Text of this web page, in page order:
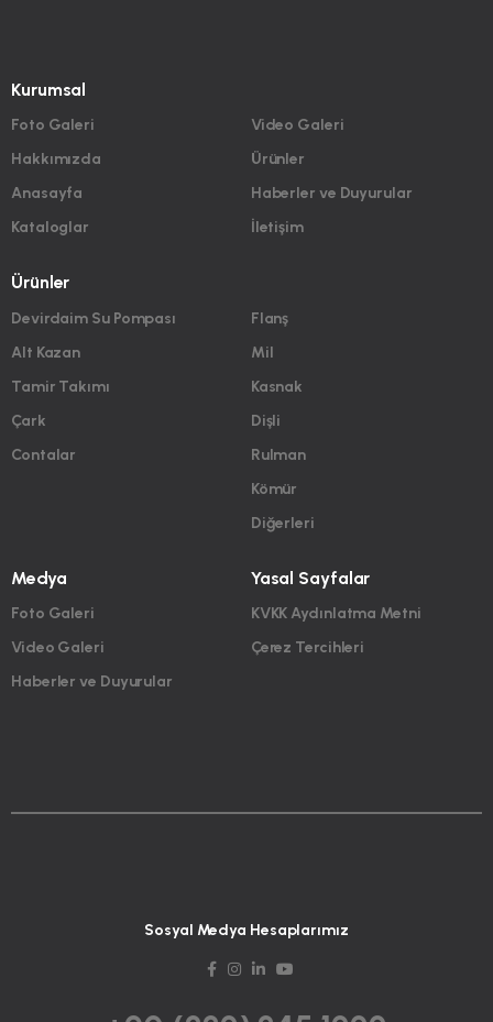
Kurumsal
Foto Galeri
Hakkımızda
Anasayfa
Kataloglar
Video Galeri
Ürünler
Haberler ve Duyurular
İletişim
Ürünler
Devirdaim Su Pompası
Alt Kazan
Tamir Takımı
Çark
Contalar
Flanş
Mil
Kasnak
Dişli
Rulman
Kömür
Diğerleri
Medya
Foto Galeri
Video Galeri
Haberler ve Duyurular
Yasal Sayfalar
KVKK Aydınlatma Metni
Çerez Tercihleri
Sosyal Medya Hesaplarımız